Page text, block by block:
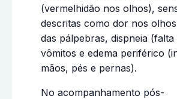
(vermelhidão nos olhos),
descritas como dor nos
das pálpebras, dispneia (falta
vômitos e edema periférico
mãos, pés e pernas).
No acompanhamento pós-